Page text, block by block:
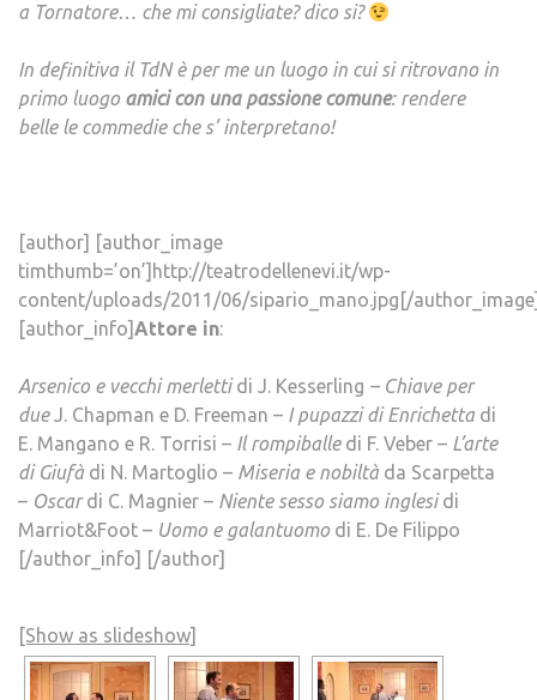
a Tornatore… che mi consigliate? dico si?
In definitiva il TdN è per me un luogo in cui si ritrovano in
primo luogo amici con una passione comune: rendere
belle le commedie che s’ interpretano!
[author] [author_image
timthumb=’on’]http://teatrodellenevi.it/wp-
content/uploads/2011/06/sipario_mano.jpg[/
[author_info]Attore in:
Arsenico e vecchi merlettidi J. Kesserling – Chiave per
dueJ. Chapman e D. Freeman – I pupazzi di Enrichetta di
E. Mangano e R. Torrisi – Il rompiballedi F. Veber – L’arte
di Giufà di N. Martoglio – Miseria e nobiltà da Scarpetta
– Oscardi C. Magnier – Niente sesso siamo inglesidi
Marriot&Foot – Uomo e galantuomo di E. De Filippo
[/author_info] [/author]
[Show as slideshow]